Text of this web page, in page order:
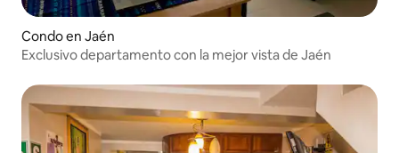
Condo en Jaén
Exclusivo departamento con la mejor vista de Jaén